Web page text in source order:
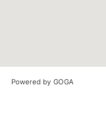
Powered by GOGA